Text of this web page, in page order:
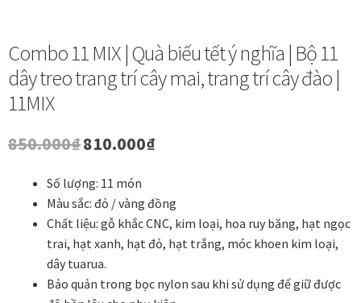
Danh Lam Collection
Kim Mã – Tranh sơn mài dát vàng
Liên Diệp collection
Liên Hoa – Tranh hoa sen sơn mài
Combo 11 MIX | Quà biếu tết ý nghĩa | Bộ 11
dây treo trang trí cây mai, trang trí cây đào |
11MIX
850.000₫ Giá
gốc
850.000₫.
810.000₫Giá
810.000₫.
Số lượng: 11 món
Màu sắc: đỏ / vàng đồng
Chất liệu: gỗ khắc CNC, kim loại, hoa ruy băng, hạt ngọc
trai, hạt xanh, hạt đỏ, hạt trắng, móc khoen kim loại,
dây tuarua.
Bảo quản trong bọc nylon sau khi sử dụng để giữ được